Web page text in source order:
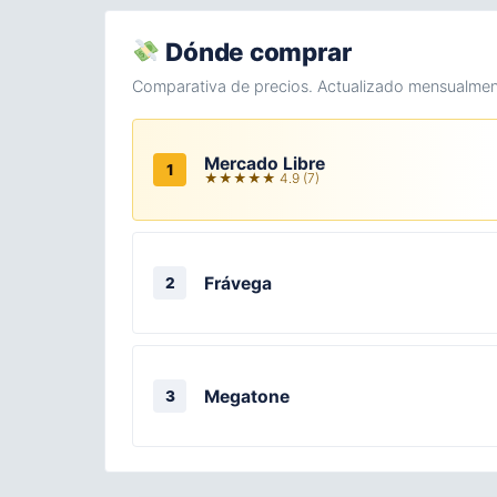
Dónde comprar
Comparativa de precios. Actualizado
1 Mercado Libre
★★★★★ 4.9 (7)
2 Frávega
3 Megatone